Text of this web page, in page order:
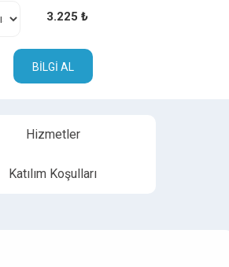
3.225 ₺
BILGI AL
Hizmetler
Katılım Koşulları